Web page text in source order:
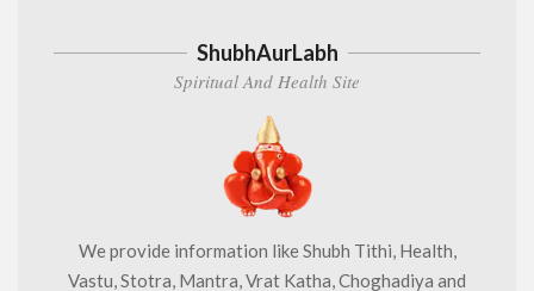
ShubhAurLabh
Spiritual And Health Site
We provide information like Shubh Tithi, Health,
Vastu, Stotra, Mantra, Vrat Katha, Choghadiya and